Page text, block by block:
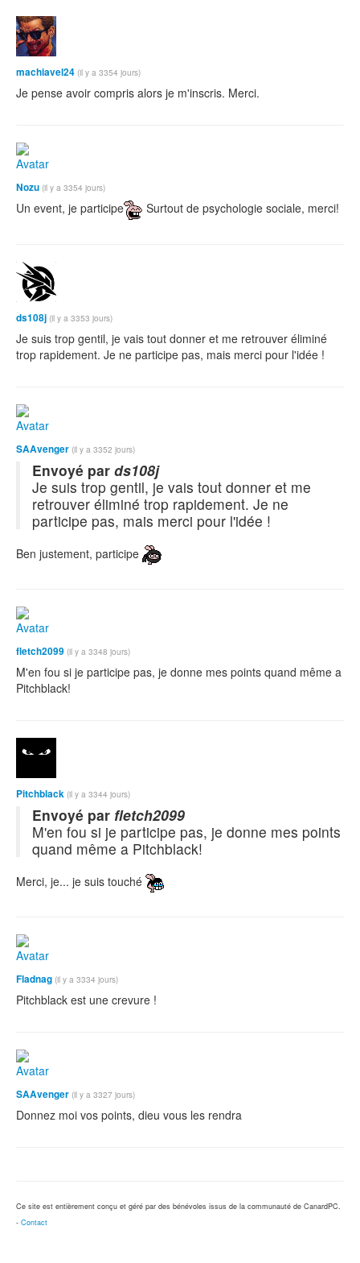
machiavel24 (il y a 3354 jours)
Je pense avoir compris alors je m'inscris. Merci.
Nozu (il y a 3354 jours)
Un event, je participe Surtout de psychologie sociale, merci!
ds108j (il y a 3353 jours)
Je suis trop gentil, je vais tout donner et me retrouver éliminé
trop rapidement. Je ne participe pas, mais merci pour l'idée !
SAAvenger (il y a 3352 jours)
Envoyé par ds108j
Je suis trop gentil, je vais tout donner et me
retrouver éliminé trop rapidement. Je ne
participe pas, mais merci pour l'idée !
Ben justement, participe
fletch2099 (il y a 3348 jours)
M'en fou si je participe pas, je donne mes points quand même a
Pitchblack!
Pitchblack (il y a 3344 jours)
Envoyé par fletch2099
M'en fou si je participe pas, je donne mes points
quand même a Pitchblack!
Merci, je... je suis touché
Fladnag (il y a 3334 jours)
Pitchblack est une crevure !
SAAvenger (il y a 3327 jours)
Donnez moi vos points, dieu vous les rendra
Ce site est entièrement conçu et géré par des bénévoles issus de la communauté de CanardPC.
- Contact